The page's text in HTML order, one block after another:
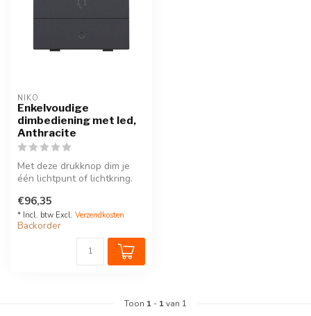
NIKO
Enkelvoudige
dimbediening met led,
Anthracite
Met deze drukknop dim je
één lichtpunt of lichtkring.
€96,35
* Incl. btw Excl. Verzendkosten
Backorder
Toon 1 - 1van 1